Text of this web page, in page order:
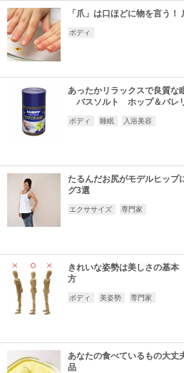
「爪」は口ほどに物を言う
ボディ
あったかリラックスで良質
バスソルト ホップ＆バレ
ボディ 睡眠 入浴美容
たるんだお尻がモデルヒップ
グ3選
エクササイズ 専門家
きれいな姿勢は美しさの基
方
ボディ 美姿勢 専門家
あなたの食べているもの大丈
品